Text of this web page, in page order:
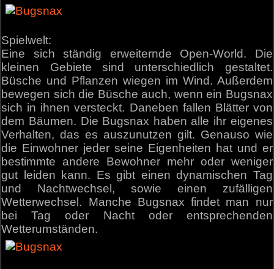
Spielwelt:
Eine sich ständig erweiternde Open-World. Die
kleinen Gebiete sind unterschiedlich gestaltet.
Büsche und Pflanzen wiegen im Wind. Außerdem
bewegen sich die Büsche auch, wenn ein Bugsnax
sich in ihnen versteckt. Daneben fallen Blätter von
dem Bäumen. Die Bugsnax haben alle ihr eigenes
Verhalten, das es auszunutzen gilt. Genauso wie
die Einwohner jeder seine Eigenheiten hat und er
bestimmte andere Bewohner mehr oder weniger
gut leiden kann. Es gibt einen dynamischen Tag
und Nachtwechsel, sowie einen zufälligen
Wetterwechsel. Manche Bugsnax findet man nur
bei Tag oder Nacht oder entsprechenden
Wetterumständen.